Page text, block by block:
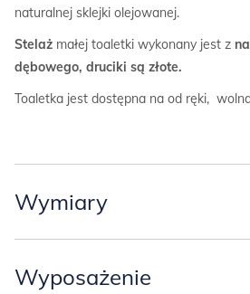
naturalnej sklejki olejowanej.
Stelaż małej toaletki wykonany jest z
dębowego, druciki są złote.
Toaletka jest dostępna na od ręki,
Wymiary
-szerokość 61,4 cm,
Wyposażenie